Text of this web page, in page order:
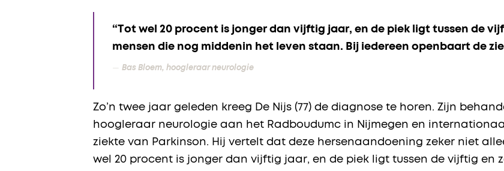
“Tot wel 20 procent is jonger dan vijftig jaar, en de piek ligt tussen de
mensen die nog middenin het leven staan. Bij iedereen openbaart de
Bas Bloem, hoogleraar neurologie
Zo’n twee jaar geleden kreeg De Nijs (77) de diagnose te horen. Zijn
hoogleraar neurologie aan het Radboudumc in Nijmegen en
ziekte van Parkinson. Hij vertelt dat deze hersenaandoening zeker niet
wel 20 procent is jonger dan vijftig jaar, en de piek ligt tussen de vijftig en